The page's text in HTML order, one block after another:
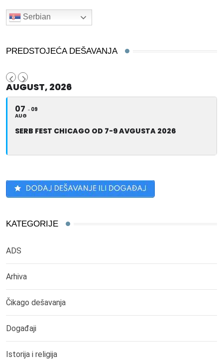
Serbian
PREDSTOJEĆA DEŠAVANJA
AUGUST, 2026
07
AUG
09
SERB FEST CHICAGO OD 7-9 AVGUSTA 2026
KATEGORIJE
ADS
Arhiva
Čikago dešavanja
Događaji
Istorija i religija